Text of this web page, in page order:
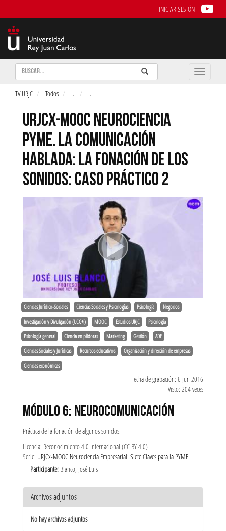
INICIAR SESIÓN
Buscar Enviar
Buscar
Toggle
TV URJC Todos ... ...
URJCX-MOOC NEUROCIENCIA
PYME. LA COMUNICACIÓN
HABLADA: LA FONACIÓN DE LOS
SONIDOS: CASO PRÁCTICO 2
Ciencias Jurídico-Sociales Ciencias Sociales y Psicologías Psicología Negocios
Investigación y Divulgación (UCC+i) MOOC Estudios URJC Psicología
Psicología general Ciencia en píldoras Marketing Gestión ADE
Ciencias Sociales y Jurídicas Recursos educativos Organización y dirección de empresas
Ciencias económicas
Fecha de grabación: 6 jun 2016
Visto: 204 veces
MÓDULO 6: NEUROCOMUNICACIÓN
Práctica de la fonación de algunos sonidos.
Licencia: Reconocimiento 4.0 Internacional (CC BY 4.0)
Serie: URJCx-MOOC Neurociencia Empresarial: Siete Claves para la PYME
Participante: Blanco, José Luis
Archivos adjuntos
No hay archivos adjuntos